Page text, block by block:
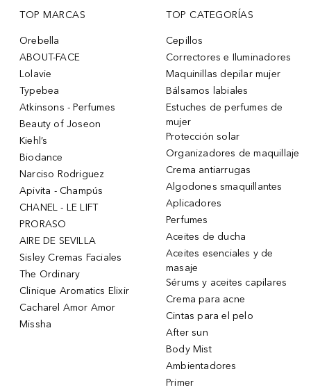
TOP MARCAS
Orebella
ABOUT-FACE
Lolavie
Typebea
Atkinsons - Perfumes
Beauty of Joseon
Kiehl’s
Biodance
Narciso Rodriguez
Apivita - Champús
CHANEL - LE LIFT
PRORASO
AIRE DE SEVILLA
Sisley Cremas Faciales
The Ordinary
Clinique Aromatics Elixir
Cacharel Amor Amor
Missha
TOP CATEGORÍAS
Cepillos
Correctores e Iluminadores
Maquinillas depilar mujer
Bálsamos labiales
Estuches de perfumes de
mujer
Protección solar
Organizadores de maquillaje
Crema antiarrugas
Algodones smaquillantes
Aplicadores
Perfumes
Aceites de ducha
Aceites esenciales y de
masaje
Sérums y aceites capilares
Crema para acne
Cintas para el pelo
After sun
Body Mist
Ambientadores
Primer